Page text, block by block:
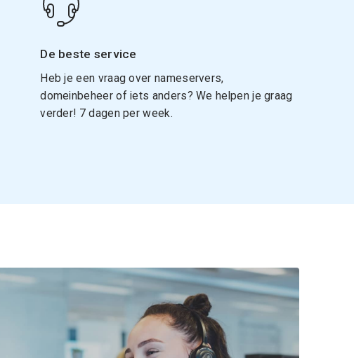
De beste service
Heb je een vraag over nameservers,
domeinbeheer of iets anders? We helpen je graag
verder! 7 dagen per week.